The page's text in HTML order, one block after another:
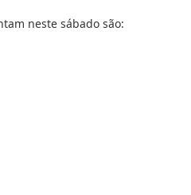
neste sábado são: